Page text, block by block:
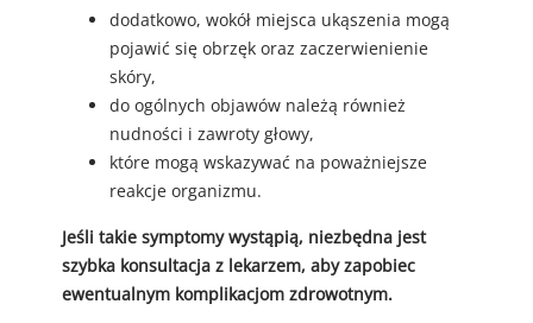
dodatkowo, wokół miejsca ukąszenia mogą
pojawić się obrzęk oraz zaczerwienienie
skóry,
do ogólnych objawów należą również
nudności i zawroty głowy,
które mogą wskazywać na poważniejsze
reakcje organizmu.
Jeśli takie symptomy wystąpią, niezbędna jest
szybka konsultacja z lekarzem, aby zapobiec
ewentualnym komplikacjom zdrowotnym.